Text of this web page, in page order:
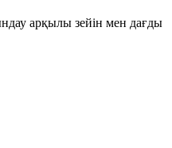
арқылы зейін мен дағды